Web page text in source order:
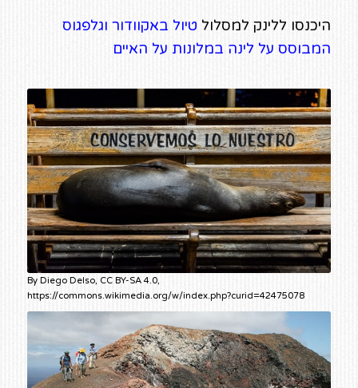
היכנסו ללינק למסלול טיול באקוודור וגלפגוס
המבוסס על לינה במלונות על האיים
By Diego Delso, CC BY-SA 4.0,
https://commons.wikimedia.org/w/index.php?curid=42475078